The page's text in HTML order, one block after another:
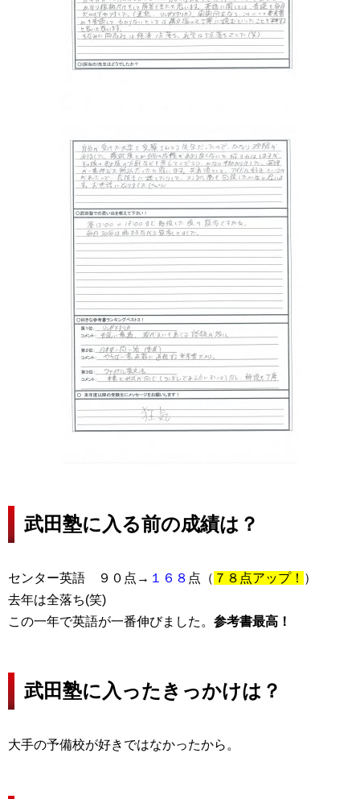
武田塾に入る前の成績は？
センター英語 ９０点→ １６８ 点（ ７８点アップ！ ）
去年は全落ち(笑)
この一年で英語が一番伸びました。 参考書最高！
武田塾に入ったきっかけは？
大手の予備校が好きではなかったから。